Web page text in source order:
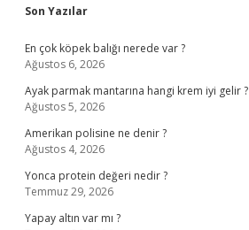
Sidebar
Son Yazılar
En çok köpek balığı nerede var ?
Ağustos 6, 2026
Ayak parmak mantarına hangi krem iyi gelir ?
Ağustos 5, 2026
Amerikan polisine ne denir ?
Ağustos 4, 2026
Yonca protein değeri nedir ?
Temmuz 29, 2026
Yapay altın var mı ?